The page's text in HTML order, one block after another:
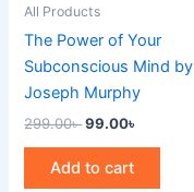
All Products
The Power of Your
Subconscious Mind by
Joseph Murphy
299.00৳99.00৳
Add to cart